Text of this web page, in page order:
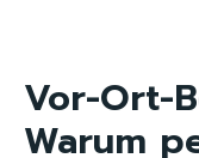
Vor-Ort-
Warum